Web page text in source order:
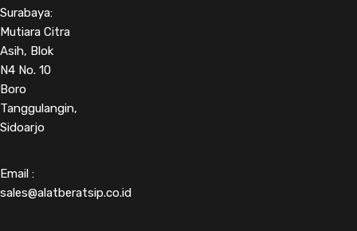
Surabaya:
Mutiara Citra
Asih, Blok
N4 No. 10
Boro
Tanggulangin,
Sidoarjo
Email :
sales@alatberatsip.co.id